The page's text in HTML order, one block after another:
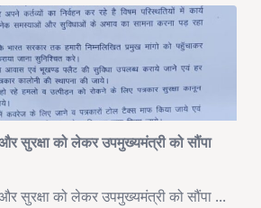
सुरक्षा को लेकर उपमुख्यमंत्री को सौंपा
सुरक्षा को लेकर उपमुख्यमंत्री को सौंपा ...